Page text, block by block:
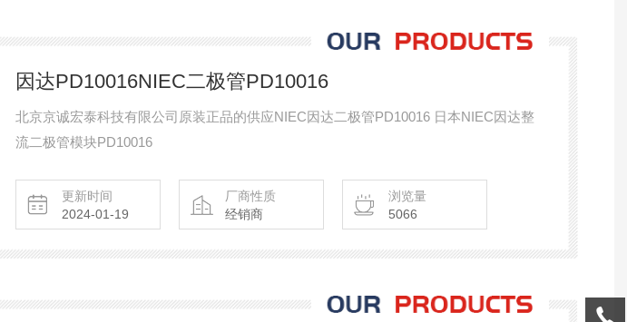
因达PD10016NIEC二极管PD10016
北京京诚宏泰科技有限公司原装正品的供应NIEC因达二极管PD10016 日本NIEC因达整
流二极管模块PD10016
更新时间
2024-01-19
厂商性质
经销商
浏览量
5066